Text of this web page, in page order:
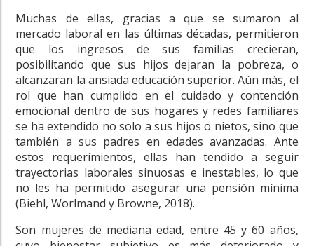
Muchas de ellas, gracias a que se sumaron al
mercado laboral en las últimas décadas, permitieron
que los ingresos de sus familias crecieran,
posibilitando que sus hijos dejaran la pobreza, o
alcanzaran la ansiada educación superior. Aún más, el
rol que han cumplido en el cuidado y contención
emocional dentro de sus hogares y redes familiares
se ha extendido no solo a sus hijos o nietos, sino que
también a sus padres en edades avanzadas. Ante
estos requerimientos, ellas han tendido a seguir
trayectorias laborales sinuosas e inestables, lo que
no les ha permitido asegurar una pensión mínima
(Biehl, Worlmand y Browne, 2018).
Son mujeres de mediana edad, entre 45 y 60 años,